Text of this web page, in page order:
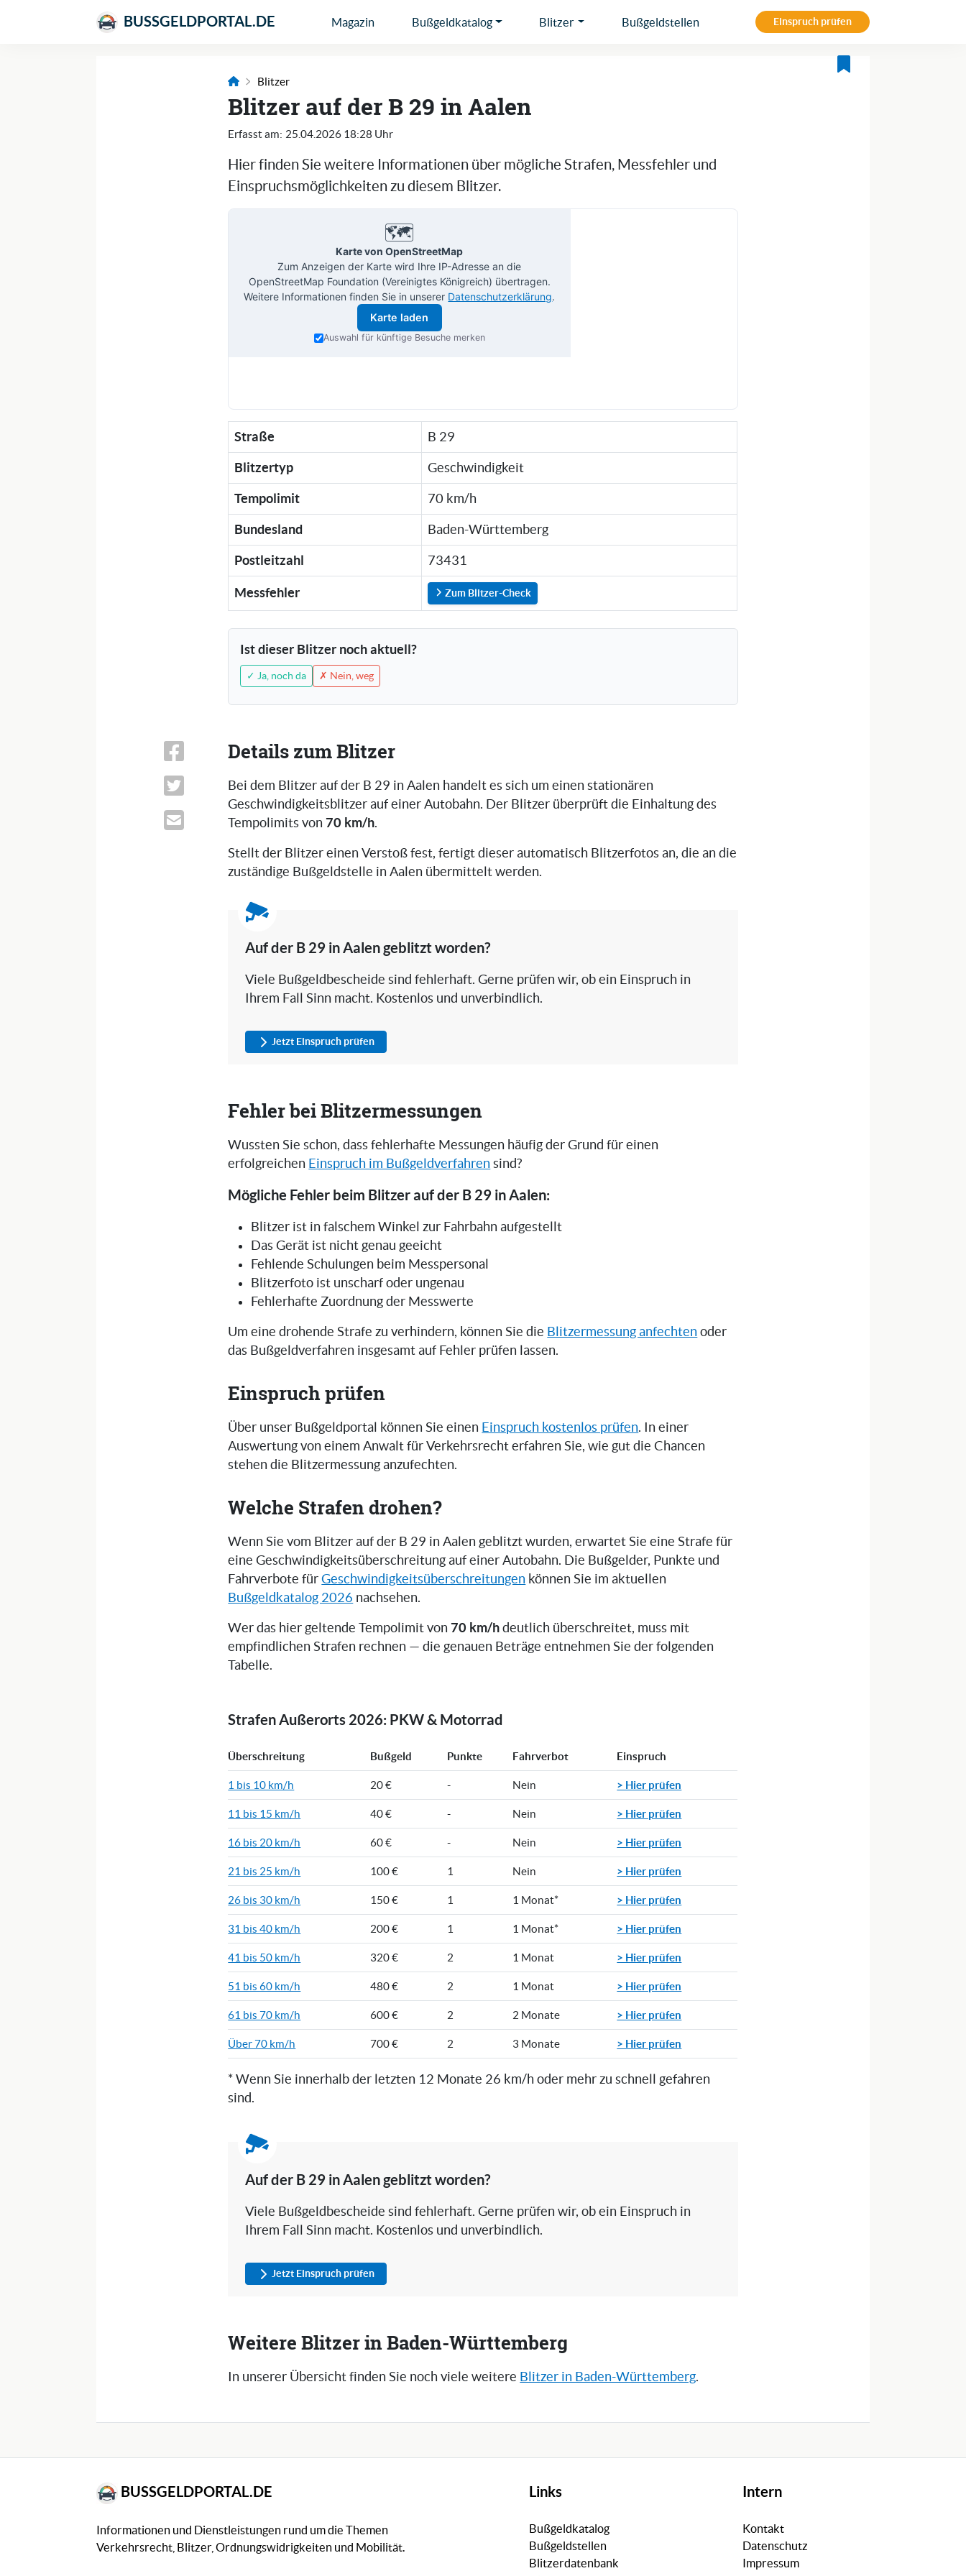
BUSSGELDPORTAL.DE Magazin Bußgeldkatalog Blitzer Bußgeldstellen Einspruch prüfen
Blitzer
Blitzer auf der B 29 in Aalen
Erfasst am: 25.04.2026 18:28 Uhr
Hier finden Sie weitere Informationen über mögliche Strafen, Messfehler und
Einspruchsmöglichkeiten zu diesem Blitzer.
🗺️
Karte von OpenStreetMap
Zum Anzeigen der Karte wird Ihre IP-Adresse an die
OpenStreetMap Foundation (Vereinigtes Königreich) übertragen.
Weitere Informationen finden Sie in unserer Datenschutzerklärung.
Karte laden
Auswahl für künftige Besuche merken
Straße B 29
Blitzertyp Geschwindigkeit
Tempolimit 70 km/h
Bundesland Baden-Württemberg
Postleitzahl 73431
Messfehler Zum Blitzer-Check
Ist dieser Blitzer noch aktuell?
✓ Ja, noch da ✗ Nein, weg
Details zum Blitzer
Bei dem Blitzer auf der B 29 in Aalen handelt es sich um einen stationären
Geschwindigkeitsblitzer auf einer Autobahn. Der Blitzer überprüft die Einhaltung des
Tempolimits von70 km/h.
Stellt der Blitzer einen Verstoß fest, fertigt dieser automatisch Blitzerfotos an, die an die
zuständige Bußgeldstelle in Aalen übermittelt werden.
Auf der B 29 in Aalen geblitzt worden?
Viele Bußgeldbescheide sind fehlerhaft. Gerne prüfen wir, ob ein Einspruch in
Ihrem Fall Sinn macht. Kostenlos und unverbindlich.
Jetzt Einspruch prüfen
Fehler bei Blitzermessungen
Wussten Sie schon, dass fehlerhafte Messungen häufig der Grund für einen
erfolgreichen Einspruch im Bußgeldverfahren sind?
Mögliche Fehler beim Blitzer auf der B 29 in Aalen:
Blitzer ist in falschem Winkel zur Fahrbahn aufgestellt
Das Gerät ist nicht genau geeicht
Fehlende Schulungen beim Messpersonal
Blitzerfoto ist unscharf oder ungenau
Fehlerhafte Zuordnung der Messwerte
Um eine drohende Strafe zu verhindern, können Sie die Blitzermessung anfechten oder
das Bußgeldverfahren insgesamt auf Fehler prüfen lassen.
Einspruch prüfen
Über unser Bußgeldportal können Sie einen Einspruch kostenlos prüfen. In einer
Auswertung von einem Anwalt für Verkehrsrecht erfahren Sie, wie gut die Chancen
stehen die Blitzermessung anzufechten.
Welche Strafen drohen?
Wenn Sie vom Blitzer auf der B 29 in Aalen geblitzt wurden, erwartet Sie eine Strafe für
eine Geschwindigkeitsüberschreitung auf einer Autobahn. Die Bußgelder, Punkte und
Fahrverbote fürGeschwindigkeitsüberschreitungen können Sie im aktuellen
Bußgeldkatalog 2026 nachsehen.
Wer das hier geltende Tempolimit von70 km/h deutlich überschreitet, muss mit
empfindlichen Strafen rechnen — die genauen Beträge entnehmen Sie der folgenden
Tabelle.
Strafen Außerorts 2026: PKW & Motorrad
Überschreitung Bußgeld Punkte Fahrverbot Einspruch
1 bis 10 km/h 20 € - Nein > Hier prüfen
11 bis 15 km/h 40 € - Nein > Hier prüfen
16 bis 20 km/h 60 € - Nein > Hier prüfen
21 bis 25 km/h 100 € 1 Nein > Hier prüfen
26 bis 30 km/h 150 € 1 1 Monat* > Hier prüfen
31 bis 40 km/h 200 € 1 1 Monat* > Hier prüfen
41 bis 50 km/h 320 € 2 1 Monat > Hier prüfen
51 bis 60 km/h 480 € 2 1 Monat > Hier prüfen
61 bis 70 km/h 600 € 2 2 Monate > Hier prüfen
Über 70 km/h 700 € 2 3 Monate > Hier prüfen
* Wenn Sie innerhalb der letzten 12 Monate 26 km/h oder mehr zu schnell gefahren
sind.
Auf der B 29 in Aalen geblitzt worden?
Viele Bußgeldbescheide sind fehlerhaft. Gerne prüfen wir, ob ein Einspruch in
Ihrem Fall Sinn macht. Kostenlos und unverbindlich.
Jetzt Einspruch prüfen
Weitere Blitzer in Baden-Württemberg
In unserer Übersicht finden Sie noch viele weitere Blitzer in Baden-Württemberg.
BUSSGELDPORTAL.DE
Informationen und Dienstleistungen rund um die Themen
Verkehrsrecht, Blitzer, Ordnungswidrigkeiten und Mobilität.
Links
Bußgeldkatalog
Bußgeldstellen
Blitzerdatenbank
Intern
Kontakt
Datenschutz
Impressum